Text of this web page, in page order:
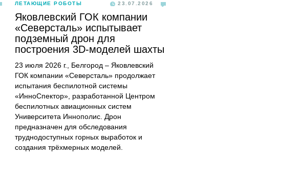
ЛЕТАЮЩИЕ РОБОТЫ 23.07.2026
Яковлевский ГОК компании
«Северсталь» испытывает
подземный дрон для
построения 3D-моделей шахты
23 июля 2026 г., Белгород – Яковлевский
ГОК компании «Северсталь» продолжает
испытания беспилотной системы
«ИнноСпектор», разработанной Центром
беспилотных авиационных систем
Университета Иннополис. Дрон
предназначен для обследования
труднодоступных горных выработок и
создания трёхмерных моделей.